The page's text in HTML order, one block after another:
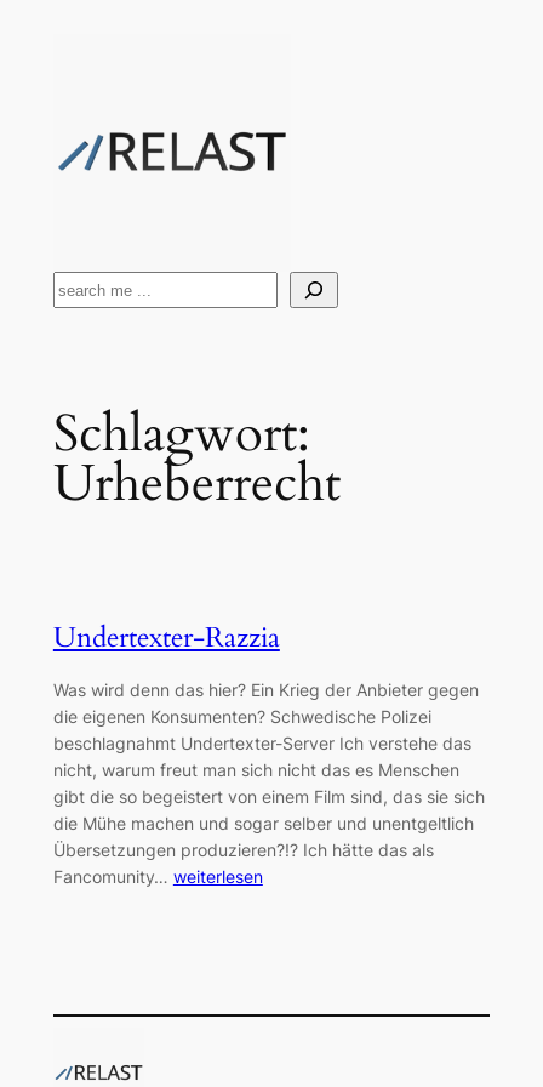
Suchen
Schlagwort:
Urheberrecht
Undertexter-Razzia
Was wird denn das hier? Ein Krieg der Anbieter gegen
die eigenen Konsumenten? Schwedische Polizei
beschlagnahmt Undertexter-Server Ich verstehe das
nicht, warum freut man sich nicht das es Menschen
gibt die so begeistert von einem Film sind, das sie sich
die Mühe machen und sogar selber und unentgeltlich
Übersetzungen produzieren?!? Ich hätte das als
Fancomunity… weiterlesen